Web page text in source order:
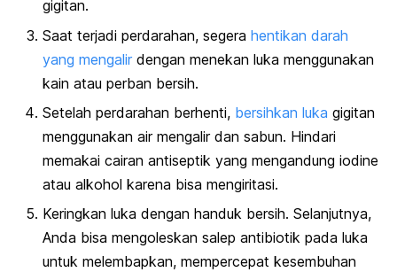
gigitan.
Saat terjadi perdarahan, segera hentikan darah
yang mengalir dengan menekan luka menggunakan
kain atau perban bersih.
Setelah perdarahan berhenti, bersihkan luka gigitan
menggunakan air mengalir dan sabun. Hindari
memakai cairan antiseptik yang mengandung iodine
atau alkohol karena bisa mengiritasi.
Keringkan luka dengan handuk bersih. Selanjutnya,
Anda bisa mengoleskan salep antibiotik pada luka
untuk melembapkan, mempercepat kesembuhan